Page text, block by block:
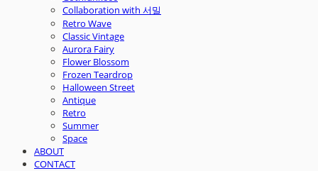
Collaboration with 서밀
Retro Wave
Classic Vintage
Aurora Fairy
Flower Blossom
Frozen Teardrop
Halloween Street
Antique
Retro
Summer
Space
ABOUT
CONTACT